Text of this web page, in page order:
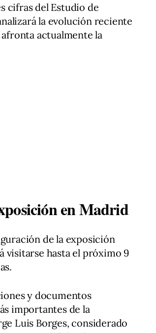
cifras del Estudio de
la evolución reciente
actualmente la
en Madrid
de la exposición
visitarse hasta el próximo 9
y documentos
importantes de la
Luis Borges, considerado